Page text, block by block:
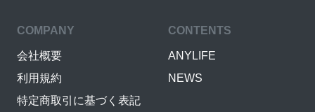
COMPANY
会社概要
利用規約
特定商取引に基づく表記
CONTENTS
ANYLIFE
NEWS